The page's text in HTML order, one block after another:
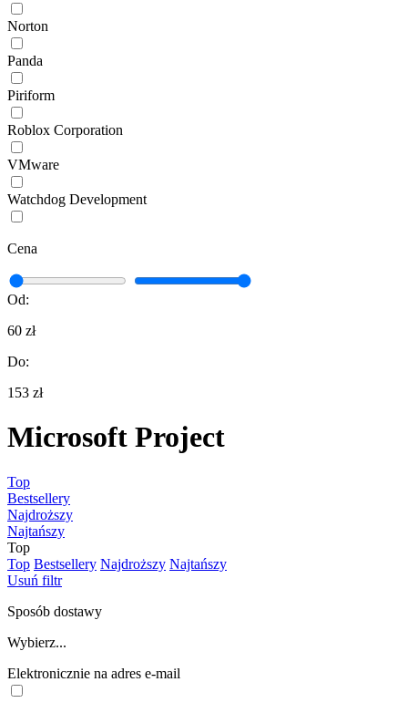
Norton
Panda
Piriform
Roblox Corporation
VMware
Watchdog Development
Cena
Od:
60 zł
Do:
153 zł
Microsoft Project
Top
Bestsellery
Najdroższy
Najtańszy
Top
Top Bestsellery Najdroższy Najtańszy
Usuń filtr
Sposób dostawy
Wybierz...
Elektronicznie na adres e-mail